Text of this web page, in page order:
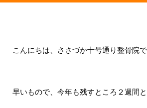
こんにちは、ささづか十号通り整骨院で
早いもので、今年も残すところ２週間と